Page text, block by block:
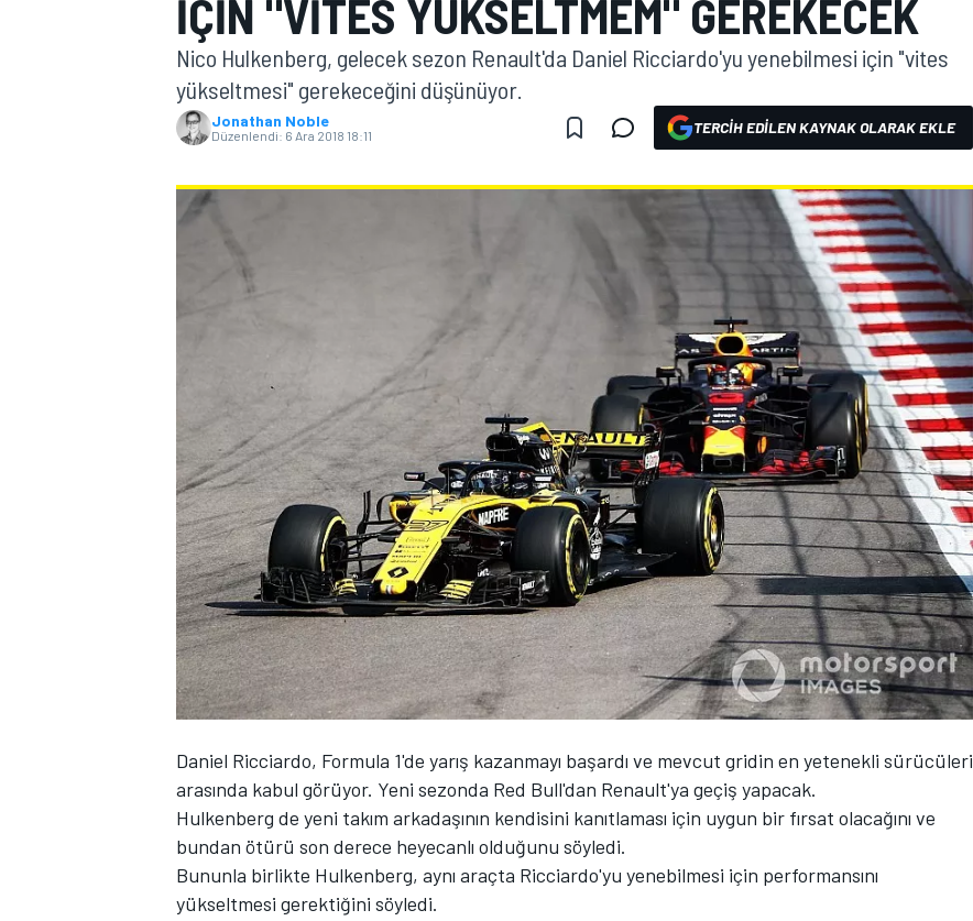
MOTOGP
WRC
IÇIN "VITES YÜKSELTMEM" GEREKECEK
Nico Hulkenberg, gelecek sezon Renault'da Daniel Ricciardo'yu yenebilmesi için "vites
yükseltmesi" gerekeceğini düşünüyor.
Jonathan Noble
Düzenlendi: 6 Ara 2018 18:11 TERCIH EDILEN KAYNAK OLARAK EKLE
Daniel Ricciardo, Formula 1'de yarış kazanmayı başardı ve mevcut gridin en yetenekli sürücüleri
arasında kabul görüyor. Yeni sezonda Red Bull'dan Renault'ya geçiş yapacak.
Hulkenberg de yeni takım arkadaşının kendisini kanıtlaması için uygun bir fırsat olacağını ve
bundan ötürü son derece heyecanlı olduğunu söyledi.
Bununla birlikte Hulkenberg, aynı araçta Ricciardo'yu yenebilmesi için performansını
yükseltmesi gerektiğini söyledi.